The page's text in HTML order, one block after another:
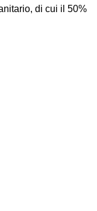
di cui il 50%